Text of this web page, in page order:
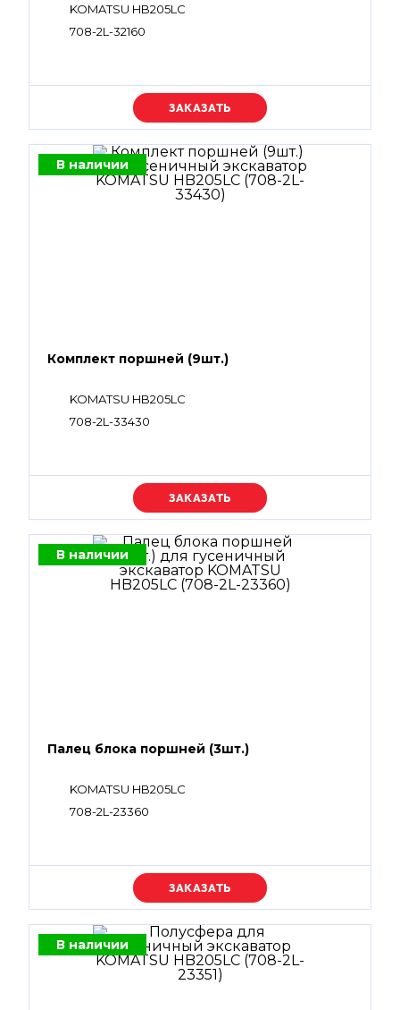
KOMATSU HB205LC
708-2L-32160
Уточняйте цену
В наличии
Комплект поршней (9шт.)
KOMATSU HB205LC
708-2L-33430
Уточняйте цену
В наличии
Палец блока поршней (3шт.)
KOMATSU HB205LC
708-2L-23360
Уточняйте цену
В наличии